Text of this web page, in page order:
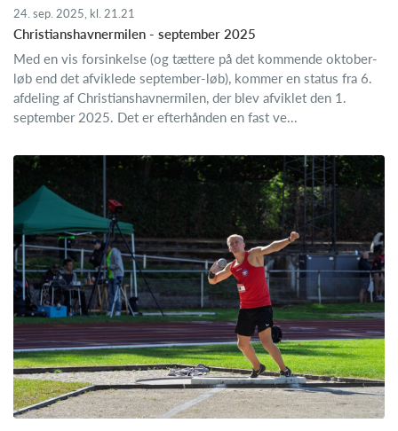
24. sep. 2025, kl. 21.21
Christianshavnermilen - september 2025
Med en vis forsinkelse (og tættere på det kommende oktober-
løb end det afviklede september-løb), kommer en status fra 6.
afdeling af Christianshavnermilen, der blev afviklet den 1.
september 2025. Det er efterhånden en fast ve...